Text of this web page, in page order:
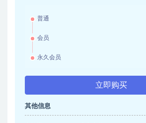
普通
会员
永久会员
立即购买
其他信息